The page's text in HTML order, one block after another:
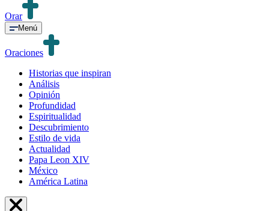
Orar
Menú
Oraciones
Historias que inspiran
Análisis
Opinión
Profundidad
Espiritualidad
Descubrimiento
Estilo de vida
Actualidad
Papa Leon XIV
México
América Latina